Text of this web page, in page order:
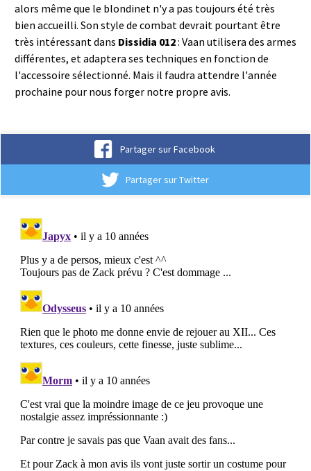
alors même que le blondinet n'y a pas toujours été très
bien accueilli. Son style de combat devrait pourtant être
très intéressant dans Dissidia 012: Vaan utilisera des armes
différentes, et adaptera ses techniques en fonction de
l'accessoire sélectionné. Mais il faudra attendre l'année
prochaine pour nous forger notre propre avis.
Partager sur Facebook
Partager sur Twitter